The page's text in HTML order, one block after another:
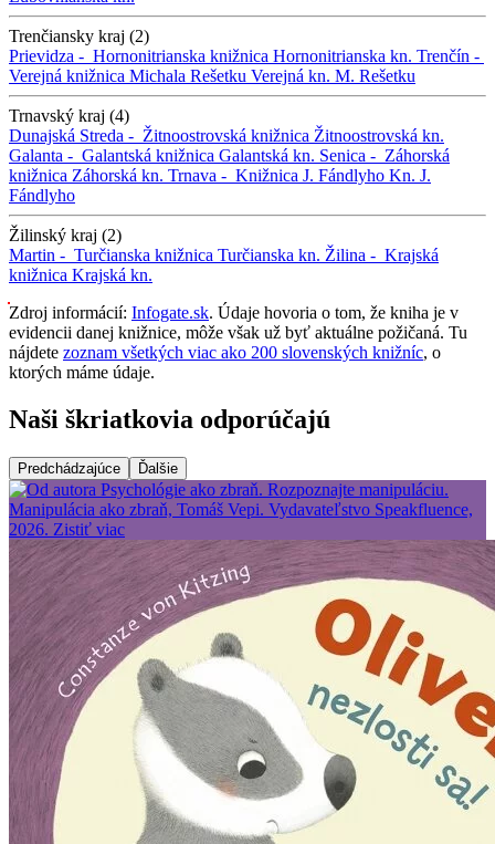
Trenčiansky kraj (2)
Prievidza - Hornonitrianska knižnica Hornonitrianska kn. Trenčín -
Verejná knižnica Michala Rešetku Verejná kn. M. Rešetku
Trnavský kraj (4)
Dunajská Streda - Žitnoostrovská knižnica Žitnoostrovská kn.
Galanta - Galantská knižnica Galantská kn. Senica - Záhorská
knižnica Záhorská kn. Trnava - Knižnica J. Fándlyho Kn. J.
Fándlyho
Žilinský kraj (2)
Martin - Turčianska knižnica Turčianska kn. Žilina - Krajská
knižnica Krajská kn.
Zdroj informácií: Infogate.sk. Údaje hovoria o tom, že kniha je v
evidencii danej knižnice, môže však už byť aktuálne požičaná. Tu
nájdete zoznam všetkých viac ako 200 slovenských knižníc, o
ktorých máme údaje.
Naši škriatkovia odporúčajú
Predchádzajúce Ďalšie